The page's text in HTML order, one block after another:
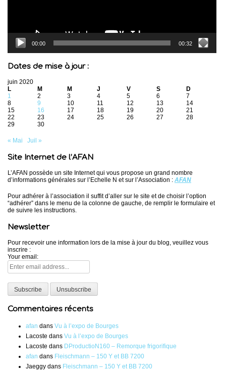
00:00 00:32
Dates de mise à jour :
juin 2020
L
M M J V S
D
1
2 3 4 5 6
7
8
9 10 11 12 13
14
15
16 17 18 19 20
21
22
23 24 25 26 27
28
29
30
« Mai Juil »
Site Internet de l’AFAN
L’AFAN possède un site Internet qui vous propose un grand nombre
d’informations générales sur l’Echelle N et sur l’Association : AFAN
Pour adhérer à l’association il suffit d’aller sur le site et de choisir l’option
“adhérer” dans le menu de la colonne de gauche, de remplir le formulaire et
de suivre les instructions.
Newsletter
Pour recevoir une information lors de la mise à jour du blog, veuillez vous
inscrire :
Your email:
Commentaires récents
afan dans Vu à l’expo de Bourges
Lacoste dans Vu à l’expo de Bourges
Lacoste dans DProductioN160 – Remorque frigorifique
afan dans Fleischmann – 150 Y et BB 7200
Jaeggy dans Fleischmann – 150 Y et BB 7200